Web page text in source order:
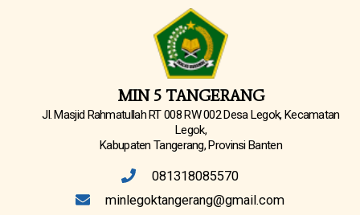
MIN 5 TANGERANG
Jl. Masjid Rahmatullah RT 008 RW 002 Desa Legok, Kecamatan
Legok,
Kabupaten Tangerang, Provinsi Banten
081318085570
minlegoktangerang@gmail.com